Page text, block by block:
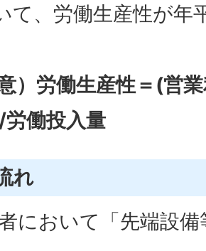
て、労働生産性が年
意）労働生産性＝(営
働投入量
れ
において「先端設